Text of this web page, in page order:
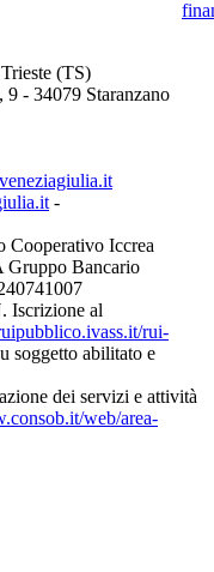
(TS)
- 34079 Staranzano
-
Cooperativo Iccrea
Gruppo Bancario
Iscrizione al
rui-
soggetto abilitato e
dei servizi e attività
web/area-